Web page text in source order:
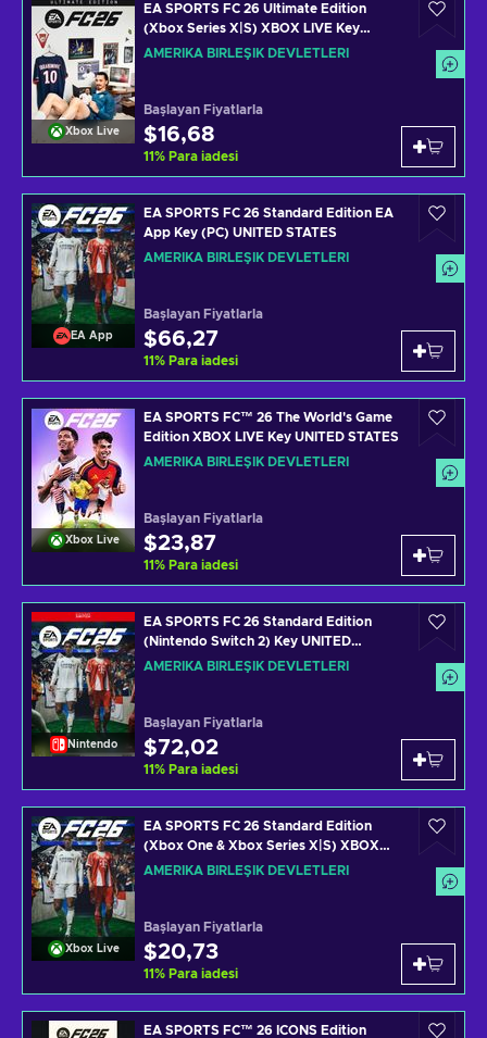
Xbox Live
EA SPORTS FC 26 Ultimate Edition
(Xbox Series X|S) XBOX LIVE Key
UNITED STATES
AMERIKA BIRLEŞIK DEVLETLERI
Başlayan Fiyatlarla
$16,68
11% Para iadesi
EA App
EA SPORTS FC 26 Standard Edition EA
App Key (PC) UNITED STATES
AMERIKA BIRLEŞIK DEVLETLERI
Başlayan Fiyatlarla
$66,27
11% Para iadesi
Xbox Live
EA SPORTS FC™ 26 The World's Game
Edition XBOX LIVE Key UNITED STATES
AMERIKA BIRLEŞIK DEVLETLERI
Başlayan Fiyatlarla
$23,87
11% Para iadesi
Nintendo
EA SPORTS FC 26 Standard Edition
(Nintendo Switch 2) Key UNITED
STATES
AMERIKA BIRLEŞIK DEVLETLERI
Başlayan Fiyatlarla
$72,02
11% Para iadesi
Xbox Live
EA SPORTS FC 26 Standard Edition
(Xbox One & Xbox Series X|S) XBOX
LIVE Key UNITED STATES
AMERIKA BIRLEŞIK DEVLETLERI
Başlayan Fiyatlarla
$20,73
11% Para iadesi
EA SPORTS FC™ 26 ICONS Edition